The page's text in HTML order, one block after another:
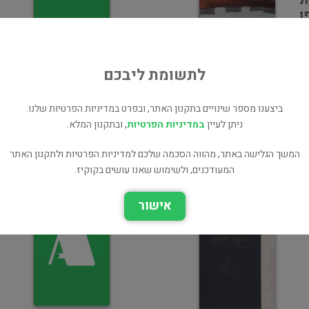
אשמת שמרון עם מבוא
פרוזה
לתשומת ליבכם
ביצענו מספר שינויים בתקנון האתר, ובפרט במדיניות הפרטיות שלנו.
ניתן לעייןבמדיניות הפרטיות, ובתקנון המלא.
המשך הגלישה באתר, מהווה הסכמה שלכם למדיניות הפרטיות ולתקנון האתר
המעודכנים, ולשימוש שאנו עושים בקוקיז.
אישור